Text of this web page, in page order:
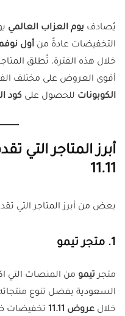
يُصادف يوم العزاب العالمي
التخفيضات عادةً من أول
خلال هذه الفترة، تُطلق
أقوى العروض على مختلف
الكوبونات للحصول على كود
أبرز المتاجر التي
11.11
بعض من أبرز المتاجر التي
1. متجر تيمو
متجرتيمو من المنصات التي
السعودية بفضل تنوع
خلال عروض 11.11 تخفيضات